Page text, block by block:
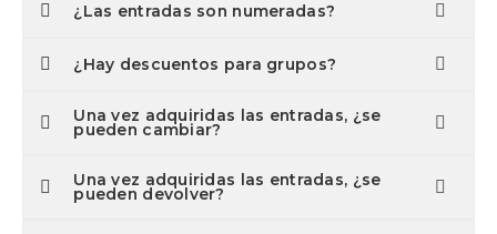
¿Las entradas son numeradas?
¿Hay descuentos para grupos?
Una vez adquiridas las entradas, ¿se
pueden cambiar?
Una vez adquiridas las entradas, ¿se
pueden devolver?